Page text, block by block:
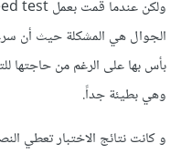
وهي بطيئة جداً.
و كانت نتائج الاختبار تعطي